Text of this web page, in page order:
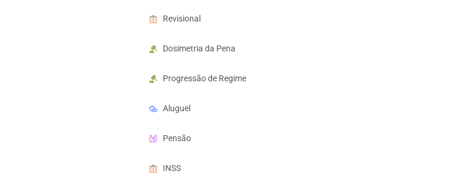
Revisional
Dosimetria da Pena
Progressão de Regime
Aluguel
Pensão
INSS